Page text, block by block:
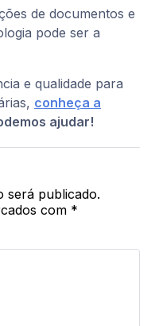
de documentos e
pode ser a
e qualidade para
conheça a
ajudar!
será publicado.
com *